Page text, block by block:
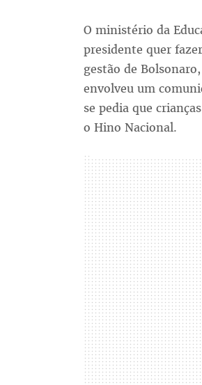
O ministério da
presidente quer
gestão de
envolveu um
se pedia que
o Hino Nacional.